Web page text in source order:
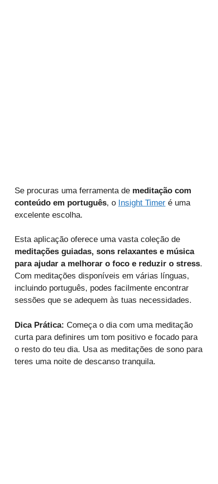
Se procuras uma ferramenta de meditação com
conteúdo em português, o Insight Timer é uma
excelente escolha.
Esta aplicação oferece uma vasta coleção de
meditações guiadas, sons relaxantes e música
para ajudar a melhorar o foco e reduzir o stress.
Com meditações disponíveis em várias línguas,
incluindo português, podes facilmente encontrar
sessões que se adequem às tuas necessidades.
Dica Prática: Começa o dia com uma meditação
curta para definires um tom positivo e focado para
o resto do teu dia. Usa as meditações de sono para
teres uma noite de descanso tranquila.